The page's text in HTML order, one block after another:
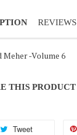
REVIEWS
-Volume 6
THIS PRODUCT
Tweet